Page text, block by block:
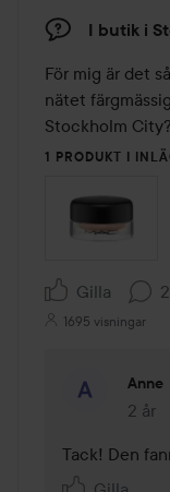
I butik i
För mig är det
nätet
Stockholm City?
1 PRODUKT I
Gilla
1695 visningar
Anne
2 år
Tack! Den